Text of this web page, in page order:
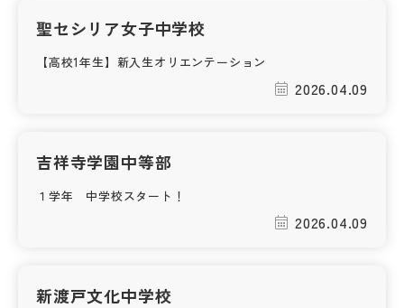
聖セシリア女子中学校
【高校1年生】新入生オリエンテーション
2026.04.09
吉祥寺学園中等部
１学年 中学校スタート！
2026.04.09
新渡戸文化中学校